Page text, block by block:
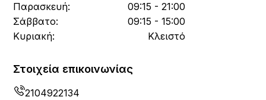
Παρασκευή:
09:15 - 21:00
Σάββατο:
09:15 - 15:00
Κυριακή:
Κλειστό
Στοιχεία επικοινωνίας
2104922134